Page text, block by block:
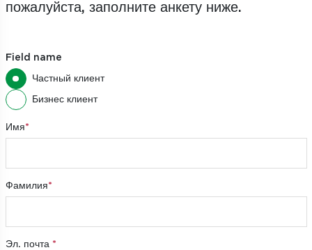
пожалуйста, заполните анкету ниже.
Field name
Частный клиент
Бизнес клиент
Имя
Фамилия
Эл. почта